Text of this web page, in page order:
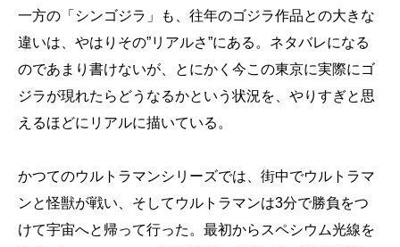
一方の「シンゴジラ」も、往年のゴジラ作品との大きな
違いは、やはりその”リアルさ”にある。ネタバレになる
のであまり書けないが、とにかく今この東京に実際にゴ
ジラが現れたらどうなるかという状況を、やりすぎと思
えるほどにリアルに描いている。
かつてのウルトラマンシリーズでは、街中でウルトラマ
ンと怪獣が戦い、そしてウルトラマンは3分で勝負をつ
けて宇宙へと帰って行った。最初からスペシウム光線を